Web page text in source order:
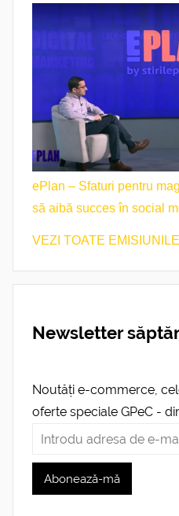
ePlan – Sfaturi pentru
să aibă succes în social
VEZI TOATE EMISIUNILE
Newsletter
Noutăți e-commerce,
oferte speciale GPeC -